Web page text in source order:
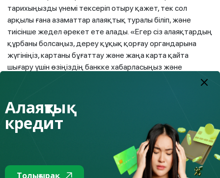
тарихыңызды үнемі тексеріп отыру қажет, тек сол
арқылы ғана азаматтар алаяқтық туралы біліп, және
тиісінше жедел әрекет ете алады. «Егер сіз алаяқтардың
құрбаны болсаңыз, дереу құқық қорғау органдарына
жүгініңіз, картаны бұғаттау және жаңа карта қайта
шығару үшін өзіңіздің банкке хабарласыңыз және
құпиясөздеріңізді ауыстырыңыз», - дейді Агенттік
өкілдері.
Егер сіз тыңдаушы немесе дәріскер ретінде қаржылық
сауаттылық бойынша оқыту іс-шараларына қатысқыңыз
келсе, онда Агенттікке «1459» нөмірі бойынша Call-
орталық арқылы немесе «Fingramota Online» мобильдік
Алаяқтық
кредит
Толығырақ